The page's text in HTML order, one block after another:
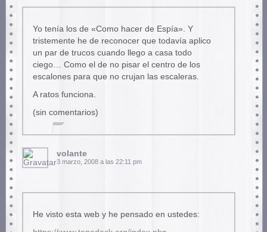
Yo tenía los de «Como hacer de Espía». Y
tristemente he de reconocer que todavía aplico
un par de trucos cuando llego a casa todo
ciego… Como el de no pisar el centro de los
escalones para que no crujan las escaleras.
A ratos funciona.
(sin comentarios)
volante
3 marzo, 2008 a las 22:11 pm
He visto esta web y he pensado en ustedes: